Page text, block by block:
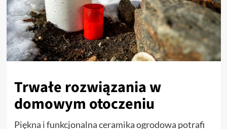
Trwałe rozwiązania w
domowym otoczeniu
Piękna i funkcjonalna ceramika ogrodowa potrafi